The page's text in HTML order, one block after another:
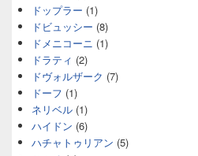
ドップラー (1)
ドビュッシー (8)
ドメニコーニ (1)
ドラティ (2)
ドヴォルザーク (7)
ドーフ (1)
ネリベル (1)
ハイドン (6)
ハチャトゥリアン (5)